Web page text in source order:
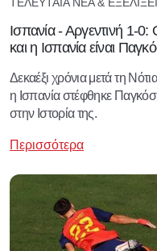
ΤΕΛΕΥΤΑΊΑ ΝΈΑ &
Ισπανία - Αργεντινή 1-
και η Ισπανία είναι
Δεκαέξι χρόνια μετά τη
η Ισπανία στέφθηκε
στην Ιστορία της.
Περισσότερα